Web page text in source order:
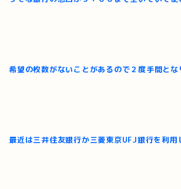
希望の枚数がないことがあるので２度手間とな
最近は三井住友銀行か三菱東京UFJ銀行を利用